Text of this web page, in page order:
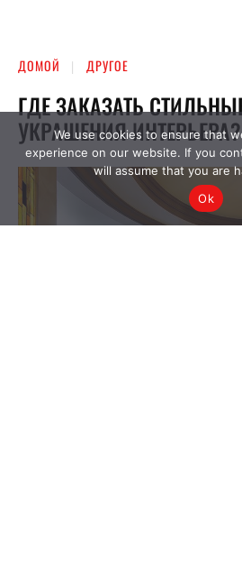
We use cookies to ensure that
experience on our website. If you
will assume that you are
Ok